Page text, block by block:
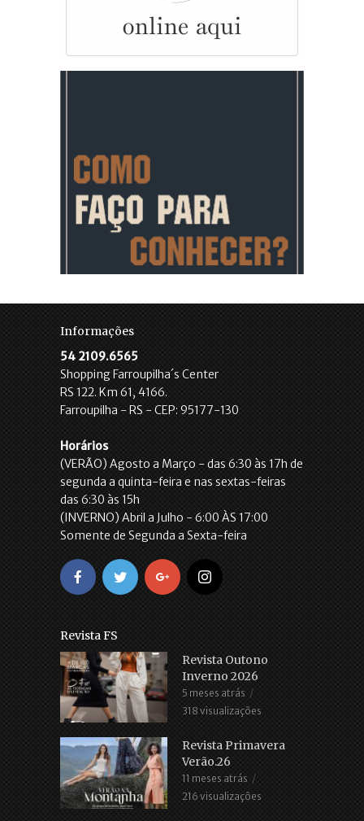
Informações
54 2109.6565
Shopping Farroupilha´s Center
RS 122. Km 61, 4166.
Farroupilha - RS - CEP: 95177-130
Horários
(VERÃO) Agosto a Março - das 6:30 às 17h de
segunda a quinta-feira e nas sextas-feiras
das 6:30 às 15h
(INVERNO) Abril a Julho - 6:00 ÀS 17:00
Somente de Segunda a Sexta-feira
Revista FS
Revista Outono
Inverno 2026
5 meses atrás
318 visualizações
Revista Primavera
Verão.26
11 meses atrás
216 visualizações